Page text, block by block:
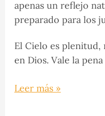
apenas un reflejo
preparado para los
El Cielo es plenitud,
en Dios. Vale la
Leer más »